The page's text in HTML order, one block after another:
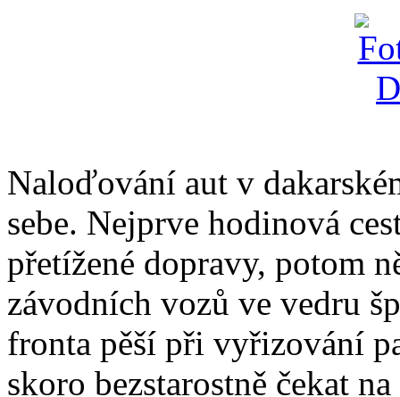
Naloďování aut v
sebe. Nejprve hodinová
přetížené dopravy, potom
závodních vozů ve vedru
fronta pěší při vyřizování
skoro bezstarostně čekat